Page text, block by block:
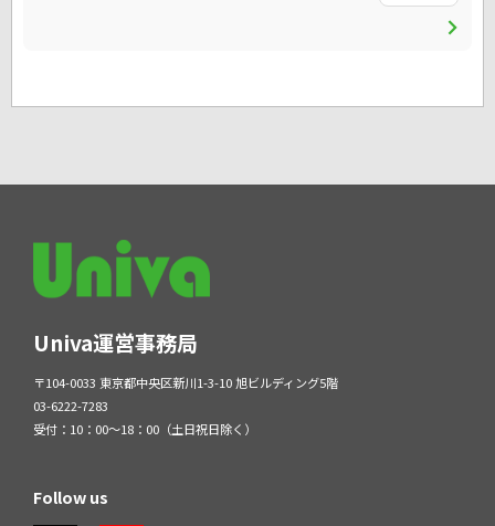
chevron_right
Univa運営事務局
〒104-0033 東京都中央区新川1-3-10 旭ビルディング5階
03-6222-7283
受付：10：00～18：00（土日祝日除く）
Follow us